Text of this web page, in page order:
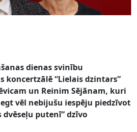
dienas svinību
koncertzālē “Lielais dzintars”
un Reinim Sējānam, kuri
vēl nebijušu iespēju piedzīvot
putenī” dzīvo